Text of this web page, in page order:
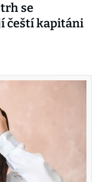
se
čeští kapitáni